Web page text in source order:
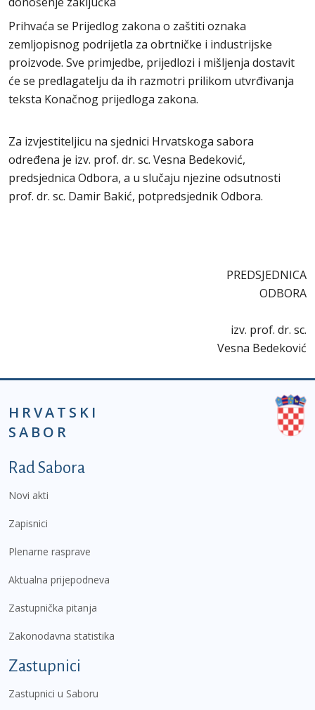
Prihvaća se Prijedlog zakona o zaštiti oznaka
zemljopisnog podrijetla za obrtničke i industrijske
proizvode. Sve primjedbe, prijedlozi i mišljenja dostavit
će se predlagatelju da ih razmotri prilikom utvrđivanja
teksta Konačnog prijedloga zakona.
Za izvjestiteljicu na sjednici Hrvatskoga sabora
određena je izv. prof. dr. sc. Vesna Bedeković,
predsjednica Odbora, a u slučaju njezine odsutnosti
prof. dr. sc. Damir Bakić, potpredsjednik Odbora.
PREDSJEDNICA
ODBORA
izv. prof. dr. sc.
Vesna Bedeković
HRVATSKI
SABOR
Podnožje prvi izbornik
Rad Sabora
Novi akti
Zapisnici
Plenarne rasprave
Aktualna prijepodneva
Zastupnička pitanja
Zakonodavna statistika
Zastupnici
Zastupnici u Saboru